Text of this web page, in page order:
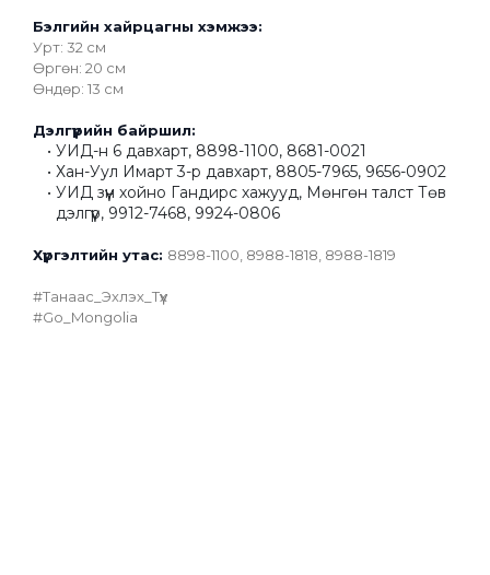
Бэлгийн хайрцагны хэмжээ:
Урт: 32 см
Өргөн: 20 см
Өндөр: 13 см
Дэлгүүрийн байршил:
УИД-н 6 давхарт, 8898-1100, 8681-0021
Хан-Уул Имарт 3-р давхарт, 8805-7965, 9656-0902
УИД зүүн хойно Гандирс хажууд, Мөнгөн талст Төв
дэлгүүр, 9912-7468, 9924-0806
﻿Хүргэлтийн утас: 8898-1100, 8988-1818, 8988-1819
#Танаас_Эхлэх_Түүх
#Go_Mongolia